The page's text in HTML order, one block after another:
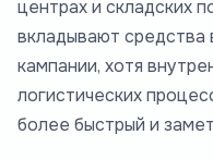
центрах и складских
вкладывают средства
кампании, хотя
логистических
более быстрый и